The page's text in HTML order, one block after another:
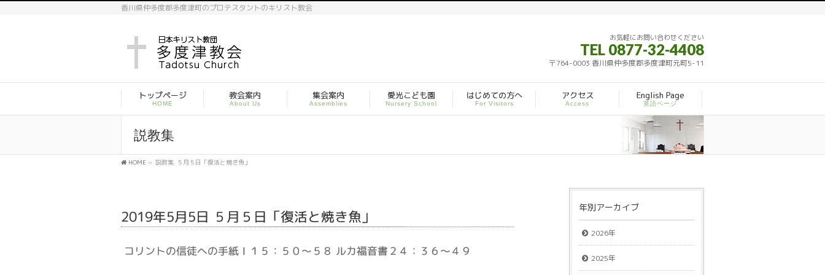
香川県仲多度郡多度津町のプロテスタントのキリスト教会
お気軽にお問い合わせください
TEL 0877-32-4408
〒764-0003 香川県仲多度郡多度津町元町5-11
トップページ
HOME
教会案内
About Us
集会案内
Assemblies
愛光こども園
Nursery School
はじめての方へ
For Visitors
アクセス
Access
English Page
英語ページ
説教集
HOME » 説教集 ５月５日「復活と焼き魚」
2019年5月5日 ５月５日「復活と焼き魚」
コリントの信徒への手紙Ⅰ１５：５０～５８ ルカ福音書２４：３６～４９
年別アーカイブ
2026年
2025年